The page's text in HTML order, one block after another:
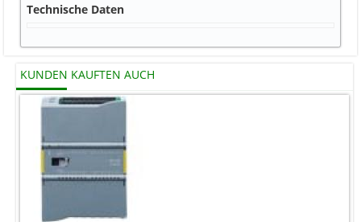
Technische Daten
KUNDEN KAUFTEN AUCH